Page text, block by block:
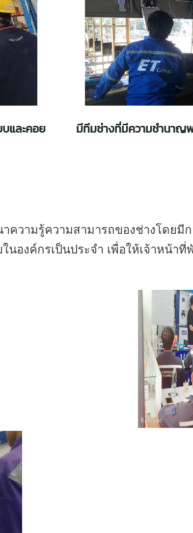
และคอย
มีทีมช่างที่มีความชำนา
ความรู้ความสามารถของช่างโดยมี
นองค์กรเป็นประจำ เพื่อให้เจ้าหน้า